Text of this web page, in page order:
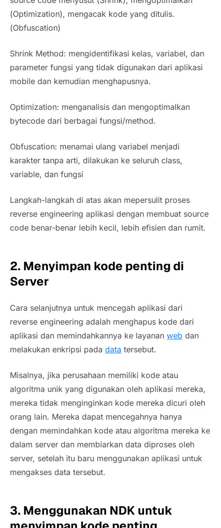
(Optimization), mengacak kode yang ditulis.
(Obfuscation)
Shrink Method: mengidentifikasi kelas, variabel, dan
parameter fungsi yang tidak digunakan dari aplikasi
mobile dan kemudian menghapusnya.
Optimization: menganalisis dan mengoptimalkan
bytecode dari berbagai fungsi/method.
Obfuscation: menamai ulang variabel menjadi
karakter tanpa arti, dilakukan ke seluruh class,
variable, dan fungsi
Langkah-langkah di atas akan mepersulit proses
reverse engineering aplikasi dengan membuat source
code benar-benar lebih kecil, lebih efisien dan rumit.
2. Menyimpan kode penting di
Server
Cara selanjutnya untuk mencegah aplikasi dari
reverse engineering adalah menghapus kode dari
aplikasi dan memindahkannya ke layanan web dan
melakukan enkripsi pada data tersebut.
Misalnya, jika perusahaan memiliki kode atau
algoritma unik yang digunakan oleh aplikasi mereka,
mereka tidak menginginkan kode mereka dicuri oleh
orang lain. Mereka dapat mencegahnya hanya
dengan memindahkan kode atau algoritma mereka ke
dalam server dan membiarkan data diproses oleh
server, setelah itu baru menggunakan aplikasi untuk
mengakses data tersebut.
3. Menggunakan NDK untuk